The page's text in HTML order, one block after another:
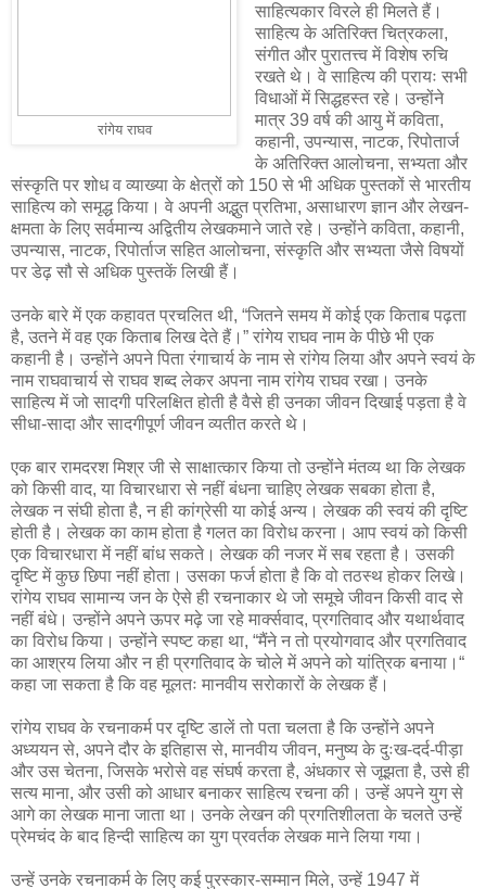
रांगेय राघव
साहित्यकार विरले ही मिलते हैं।
साहित्य के अतिरिक्त चित्रकला,
संगीत और पुरातत्त्व में विशेष रुचि
रखते थे। वे साहित्य की प्रायः सभी
विधाओं में सिद्धहस्त रहे। उन्होंने
मात्र 39 वर्ष की आयु में कविता,
कहानी, उपन्यास, नाटक, रिपोतार्ज
के अतिरिक्त आलोचना, सभ्यता और
संस्कृति पर शोध व व्याख्या के क्षेत्रों को 150 से भी अधिक पुस्तकों से भारतीय
साहित्य को समृद्ध किया। वे अपनी अद्भुत प्रतिभा, असाधारण ज्ञान और लेखन-
क्षमता के लिए सर्वमान्य अद्वितीय लेखकमाने जाते रहे। उन्होंने कविता, कहानी,
उपन्यास, नाटक, रिपोर्ताज सहित आलोचना, संस्कृति और सभ्यता जैसे विषयों
पर डेढ़ सौ से अधिक पुस्तकें लिखी हैं।
उनके बारे में एक कहावत प्रचलित थी, “जितने समय में कोई एक किताब पढ़ता
है, उतने में वह एक किताब लिख देते हैं।” रांगेय राघव नाम के पीछे भी एक
कहानी है। उन्होंने अपने पिता रंगाचार्य के नाम से रांगेय लिया और अपने स्वयं के
नाम राघवाचार्य से राघव शब्द लेकर अपना नाम रांगेय राघव रखा। उनके
साहित्य में जो सादगी परिलक्षित होती है वैसे ही उनका जीवन दिखाई पड़ता है वे
सीधा-सादा और सादगीपूर्ण जीवन व्यतीत करते थे।
एक बार रामदरश मिश्र जी से साक्षात्कार किया तो उन्होंने मंतव्य था कि लेखक
को किसी वाद, या विचारधारा से नहीं बंधना चाहिए लेखक सबका होता है,
लेखक न संघी होता है, न ही कांग्रेसी या कोई अन्य। लेखक की स्वयं की दृष्टि
होती है। लेखक का काम होता है गलत का विरोध करना। आप स्वयं को किसी
एक विचारधारा में नहीं बांध सकते। लेखक की नजर में सब रहता है। उसकी
दृष्टि में कुछ छिपा नहीं होता। उसका फर्ज होता है कि वो तठस्थ होकर लिखे।
रांगेय राघव सामान्य जन के ऐसे ही रचनाकार थे जो समूचे जीवन किसी वाद से
नहीं बंधे। उन्होंने अपने ऊपर मढ़े जा रहे मार्क्सवाद, प्रगतिवाद और यथार्थवाद
का विरोध किया। उन्होंने स्पष्ट कहा था, “मैंने न तो प्रयोगवाद और प्रगतिवाद
का आश्रय लिया और न ही प्रगतिवाद के चोले में अपने को यांत्रिक बनाया।“
कहा जा सकता है कि वह मूलतः मानवीय सरोकारों के लेखक हैं।
रांगेय राघव के रचनाकर्म पर दृष्टि डालें तो पता चलता है कि उन्होंने अपने
अध्ययन से, अपने दौर के इतिहास से, मानवीय जीवन, मनुष्य के दुःख-दर्द-पीड़ा
और उस चेतना, जिसके भरोसे वह संघर्ष करता है, अंधकार से जूझता है, उसे ही
सत्य माना, और उसी को आधार बनाकर साहित्य रचना की। उन्हें अपने युग से
आगे का लेखक माना जाता था। उनके लेखन की प्रगतिशीलता के चलते उन्हें
प्रेमचंद के बाद हिन्दी साहित्य का युग प्रवर्तक लेखक माने लिया गया।
उन्हें उनके रचनाकर्म के लिए कई पुरस्कार-सम्मान मिले, उन्हें 1947 में